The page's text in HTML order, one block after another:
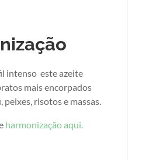
intenso este azeite
mais encorpados
peixes, risotos e massas.
harmonização aqui.